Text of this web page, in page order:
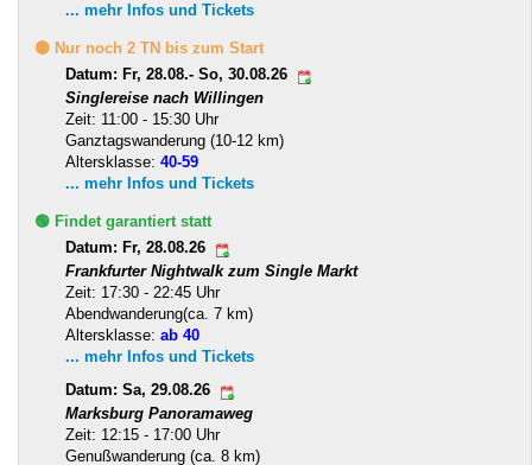
... mehr Infos und Tickets
🟡 Nur noch 2 TN bis zum Start
Datum: Fr, 28.08.- So, 30.08.26
Singlereise nach Willingen
Zeit: 11:00 - 15:30 Uhr
Ganztagswanderung (10-12 km)
Altersklasse: 40-59
... mehr Infos und Tickets
🟢 Findet garantiert statt
Datum: Fr, 28.08.26
Frankfurter Nightwalk zum Single Markt
Zeit: 17:30 - 22:45 Uhr
Abendwanderung(ca. 7 km)
Altersklasse: ab 40
... mehr Infos und Tickets
Datum: Sa, 29.08.26
Marksburg Panoramaweg
Zeit: 12:15 - 17:00 Uhr
Genußwanderung (ca. 8 km)